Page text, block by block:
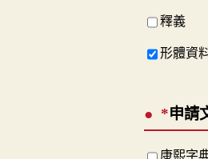
釋義
形體資
*申請
康熙字